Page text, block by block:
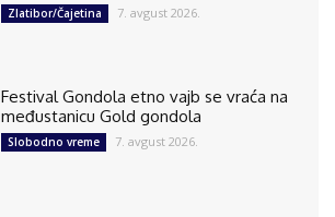
Zlatibor/Čajetina 7. avgust 2026.
Festival Gondola etno vajb se vraća na
međustanicu Gold gondola
Slobodno vreme 7. avgust 2026.